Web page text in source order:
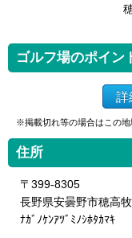
ゴルフ場のポイン
詳
※掲載切れ等の場合はこの地
住所
〒399-8305
長野県安曇野市穂高
ﾅｶﾞﾉｹﾝｱﾂﾞﾐﾉｼﾎﾀｶﾏｷ